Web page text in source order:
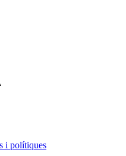
i polítiques